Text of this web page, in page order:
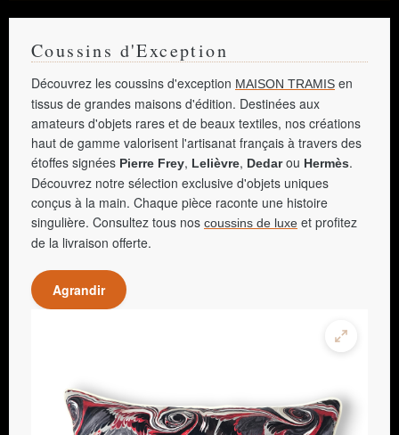
Coussins d'Exception
Découvrez les coussins d'exception MAISON TRAMIS en
tissus de grandes maisons d'édition. Destinées aux
amateurs d'objets rares et de beaux textiles, nos créations
haut de gamme valorisent l'artisanat français à travers des
étoffes signées Pierre Frey, Lelièvre, Dedarou Hermès.
Découvrez notre sélection exclusive d'objets uniques
conçus à la main. Chaque pièce raconte une histoire
singulière. Consultez tous nos coussins de luxe et profitez
de la livraison offerte.
Agrandir